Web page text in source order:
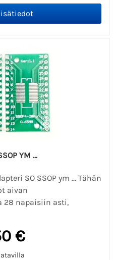
YM ...
SO SSOP ym ... Tähän
aivan
28 napaisiin asti,
€